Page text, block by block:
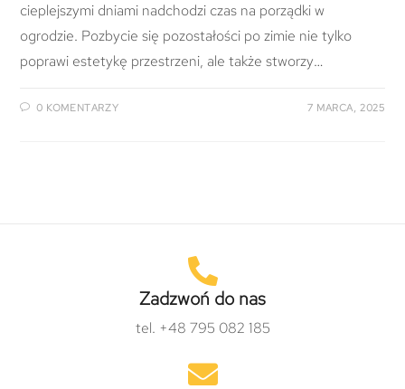
cieplejszymi dniami nadchodzi czas na porządki w
ogrodzie. Pozbycie się pozostałości po zimie nie tylko
poprawi estetykę przestrzeni, ale także stworzy…
0 KOMENTARZY 7 MARCA, 2025
Zadzwoń do nas
tel. +48 795 082 185